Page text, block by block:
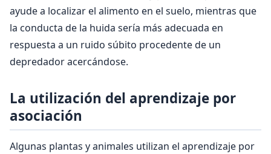
ayude a localizar el alimento en el suelo, mientras que
la conducta de la huida sería más adecuada en
respuesta a un ruido súbito procedente de un
depredador acercándose.
La utilización del aprendizaje por
asociación
Algunas plantas y animales utilizan el aprendizaje por